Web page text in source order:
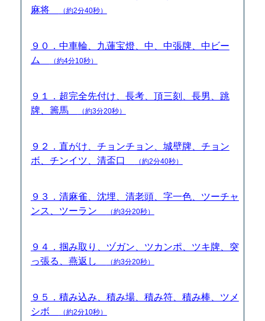
麻将
（約2分40秒）
９０．中車輪、九蓮宝燈、中、中張牌、中ビー
ム
（約4分10秒）
９１．超完全先付け、長考、頂三刻、長男、跳
牌、籌馬
（約3分20秒）
９２．直がけ、チョンチョン、城壁牌、チョン
ボ、チンイツ、清盃口
（約2分40秒）
９３．清麻雀、沈埋、清老頭、字一色、ツーチャ
ンス、ツーラン
（約3分20秒）
９４．掴み取り、ヅガン、ツカンポ、ツキ牌、突
っ張る、燕返し
（約3分20秒）
９５．積み込み、積み場、積み符、積み棒、ツメ
シボ
（約2分10秒）